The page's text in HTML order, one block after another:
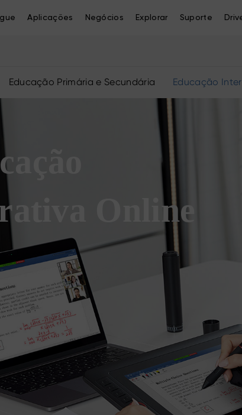
Aplicações Negócios Explorar Suporte
Educação Primária e Secundária Educação
Online